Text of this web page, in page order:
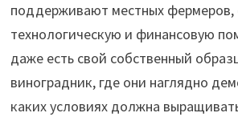
поддерживают местных фермеров,
технологическую и финансовую
даже есть свой собственный
виноградник, где они наглядно
каких условиях должна